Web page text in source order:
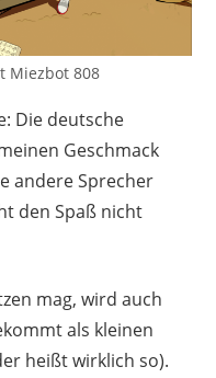
Miezbot 808
Die deutsche
Geschmack
andere Sprecher
den Spaß nicht
mag, wird auch
als kleinen
heißt wirklich so).